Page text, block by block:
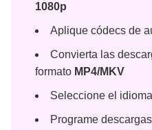
1080p
Aplique códecs de
Convierta las
formato MP4/MKV
Seleccione el
Programe